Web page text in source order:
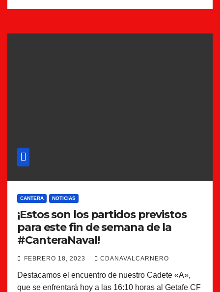
CANTERA NOTICIAS
¡Estos son los partidos previstos
para este fin de semana de la
#CanteraNaval!
FEBRERO 18, 2023 CDANAVALCARNERO
Destacamos el encuentro de nuestro Cadete «A»,
que se enfrentará hoy a las 16:10 horas al Getafe CF